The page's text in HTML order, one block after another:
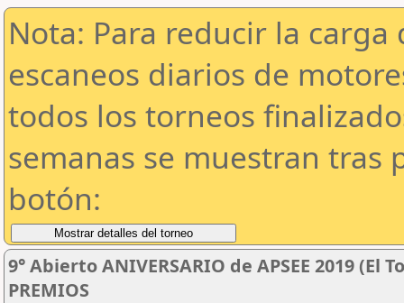
Nota: Para reducir la
escaneos diarios de
todos los torneos
semanas se muestran tras
botón:
9° Abierto ANIVERSARIO de APSEE 2019 (El
PREMIOS